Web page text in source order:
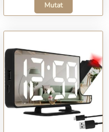
Mutat